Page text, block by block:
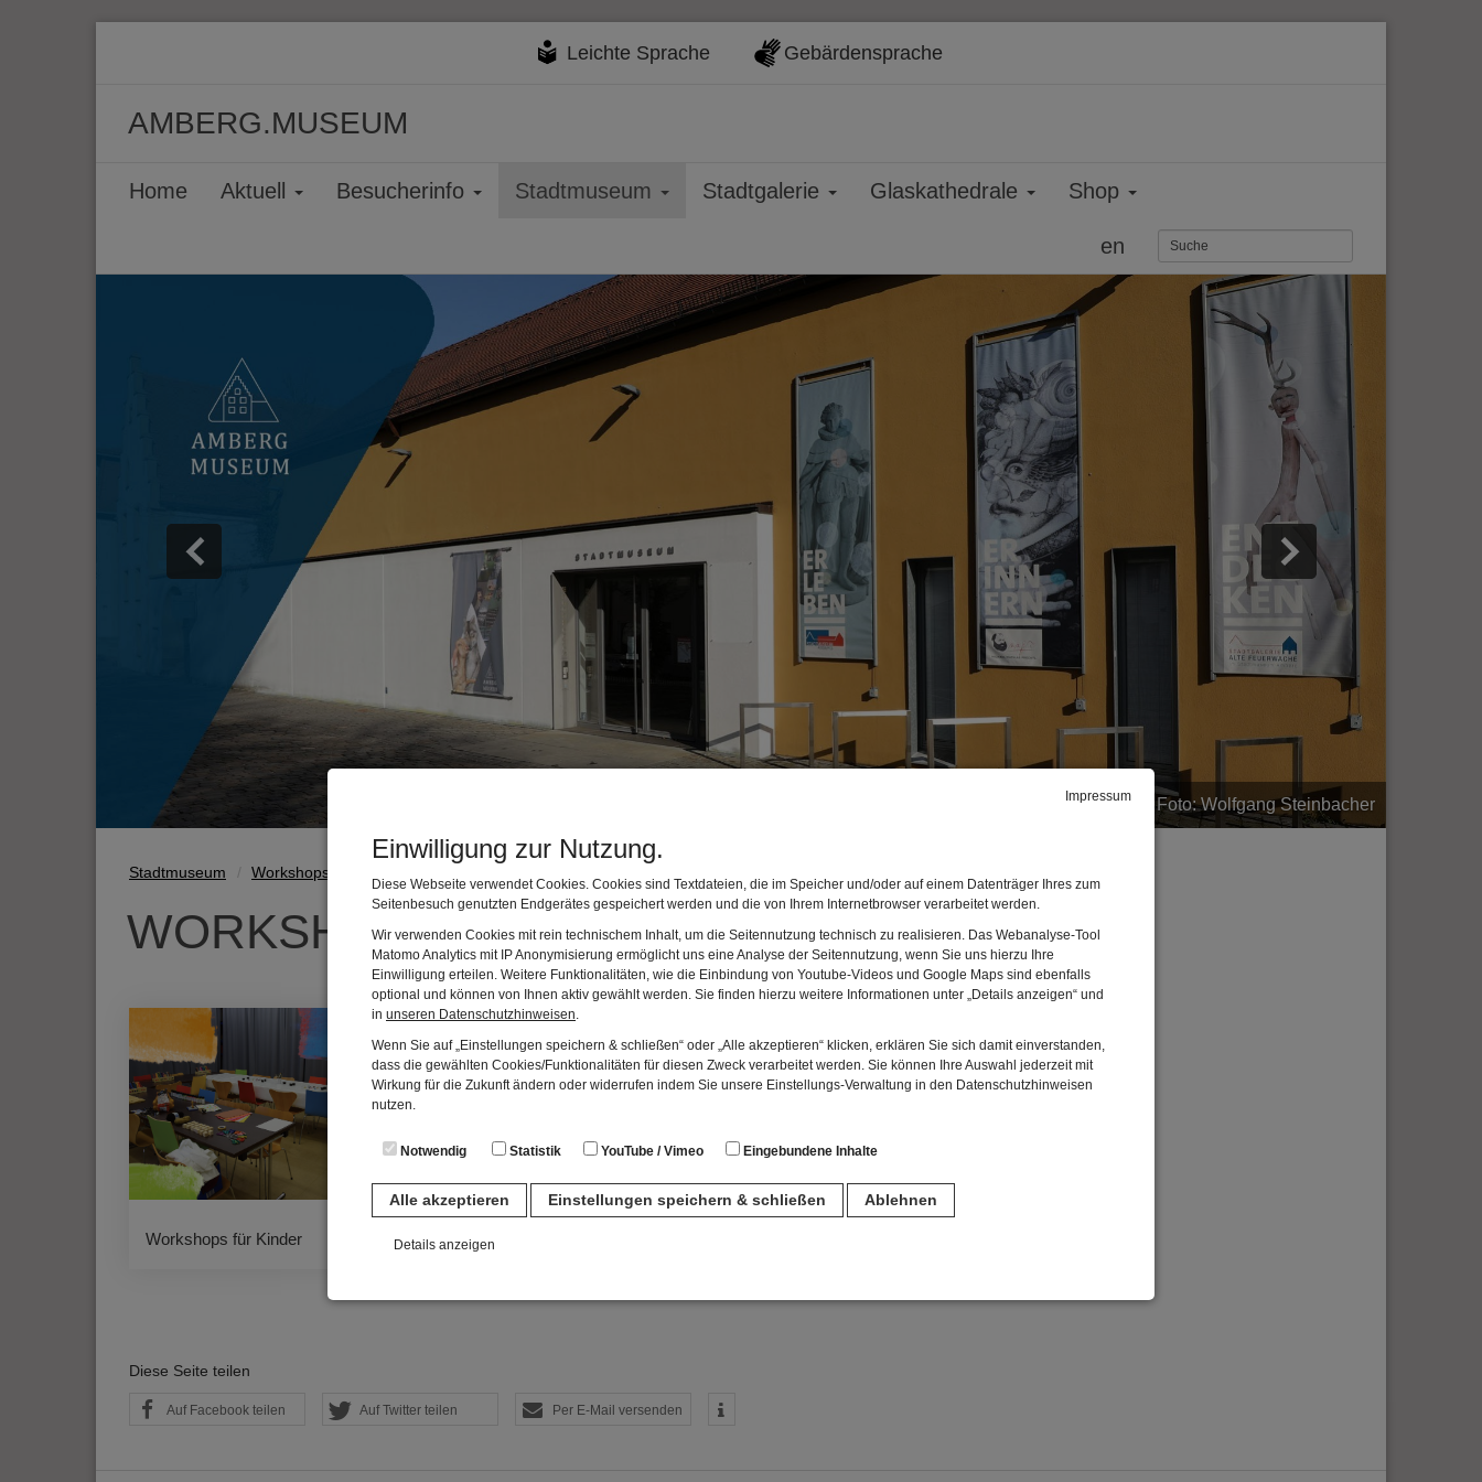
Impressum
Einwilligung zur Nutzung.
Diese Webseite verwendet Cookies. Cookies sind Textdateien, die im Speicher und/oder auf einem Datenträger Ihres zum
Seitenbesuch genutzten Endgerätes gespeichert werden und die von Ihrem Internetbrowser verarbeitet werden.
Wir verwenden Cookies mit rein technischem Inhalt, um die Seitennutzung technisch zu realisieren. Das Webanalyse-Tool
Matomo Analytics mit IP Anonymisierung ermöglicht uns eine Analyse der Seitennutzung, wenn Sie uns hierzu Ihre
Einwilligung erteilen. Weitere Funktionalitäten, wie die Einbindung von Youtube-Videos und Google Maps sind ebenfalls
optional und können von Ihnen aktiv gewählt werden. Sie finden hierzu weitere Informationen unter „Details anzeigen“ und
in unseren Datenschutzhinweisen
Wenn Sie auf „Einstellungen speichern & schließen“ oder „Alle akzeptieren“ klicken, erklären Sie sich damit einverstanden,
dass die gewählten Cookies/Funktionalitäten für diesen Zweck verarbeitet werden. Sie können Ihre Auswahl jederzeit mit
Wirkung für die Zukunft ändern oder widerrufen indem Sie unsere Einstellungs-Verwaltung in den Datenschutzhinweisen
nutzen.
Notwendig Statistik YouTube / Vimeo Eingebundene Inhalte
Alle akzeptieren Einstellungen speichern & schließen Ablehnen
Details anzeigen
Diese Website nutzt Matomo Analytics für die Auswertung der Seitenaufrufe als Statistik. Die hierdurch gespeicherten Daten
Leichte Sprache Gebärdensprache
AMBERG.MUSEUM
Home Aktuell Besucherinfo Stadtmuseum Stadtgalerie Glaskathedrale Shop
en
Außenansicht vom Stadtmuseum Amberg | Foto: Wolfgang Steinbacher
Stadtmuseum Workshops
WORKSHOPS
Workshops für Kinder Workshops für Erwachsene
Diese Seite teilen
Auf Facebook teilen Auf Twitter teilen Per E-Mail versenden